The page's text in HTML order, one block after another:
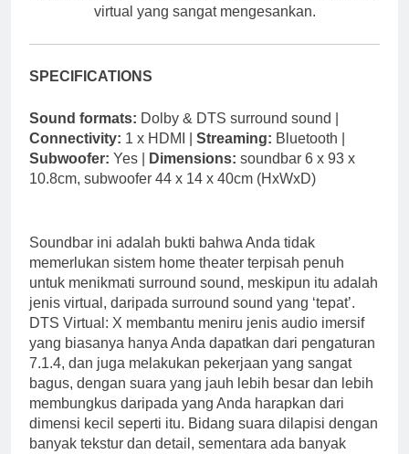
virtual yang sangat mengesankan.
SPECIFICATIONS
Sound formats: Dolby & DTS surround sound |
Connectivity: 1 x HDMI | Streaming: Bluetooth |
Subwoofer: Yes | Dimensions: soundbar 6 x 93 x
10.8cm, subwoofer 44 x 14 x 40cm (HxWxD)
Soundbar ini adalah bukti bahwa Anda tidak
memerlukan sistem home theater terpisah penuh
untuk menikmati surround sound, meskipun itu adalah
jenis virtual, daripada surround sound yang ‘tepat’.
DTS Virtual: X membantu meniru jenis audio imersif
yang biasanya hanya Anda dapatkan dari pengaturan
7.1.4, dan juga melakukan pekerjaan yang sangat
bagus, dengan suara yang jauh lebih besar dan lebih
membungkus daripada yang Anda harapkan dari
dimensi kecil seperti itu. Bidang suara dilapisi dengan
banyak tekstur dan detail, sementara ada banyak